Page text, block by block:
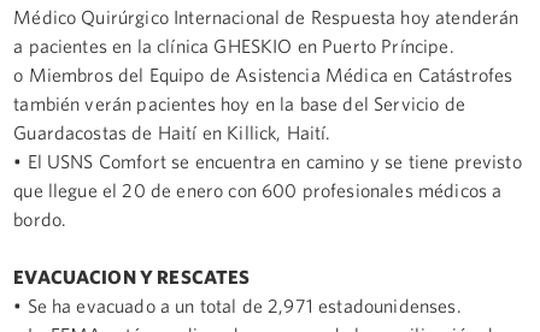
Médico Quirúrgico Internacional de Respuesta hoy atenderán
a pacientes en la clínica GHESKIO en Puerto Príncipe.
o Miembros del Equipo de Asistencia Médica en Catástrofes
también verán pacientes hoy en la base del Servicio de
Guardacostas de Haití en Killick, Haití.
• El USNS Comfort se encuentra en camino y se tiene previsto
que llegue el 20 de enero con 600 profesionales médicos a
bordo.
EVACUACION Y RESCATES
• Se ha evacuado a un total de 2,971 estadounidenses.